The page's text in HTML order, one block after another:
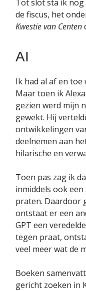
Tot slot sta ik
de fiscus, het
Kwestie van Centen
AI
Ik had al af en toe
Maar toen ik
gezien werd mijn
gewekt. Hij
ontwikkelingen
deelnemen aan
hilarische en
Toen pas zag ik
inmiddels ook
praten. Daardoor
ontstaat er een
GPT een
tegen praat,
veel meer wat de
Boeken
gericht zoeken in